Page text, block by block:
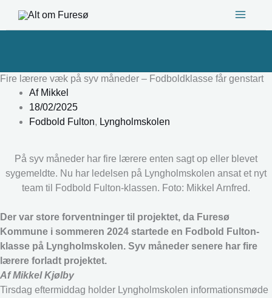
Fire lærere væk på syv måneder – Fodboldklasse får genstart
AfMikkel
18/02/2025
Fodbold Fulton, Lyngholmskolen
På syv måneder har fire lærere enten sagt op eller blevet
sygemeldte. Nu har ledelsen på Lyngholmskolen ansat et nyt
team til Fodbold Fulton-klassen. Foto: Mikkel Arnfred.
Der var store forventninger til projektet, da Furesø
Kommune i sommeren 2024 startede en Fodbold Fulton-
klasse på Lyngholmskolen. Syv måneder senere har fire
lærere forladt projektet.
Af Mikkel Kjølby
Tirsdag eftermiddag holder Lyngholmskolen informationsmøde